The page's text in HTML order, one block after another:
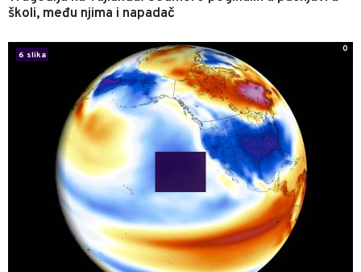
školi, među njima i napadač
6 slika
0